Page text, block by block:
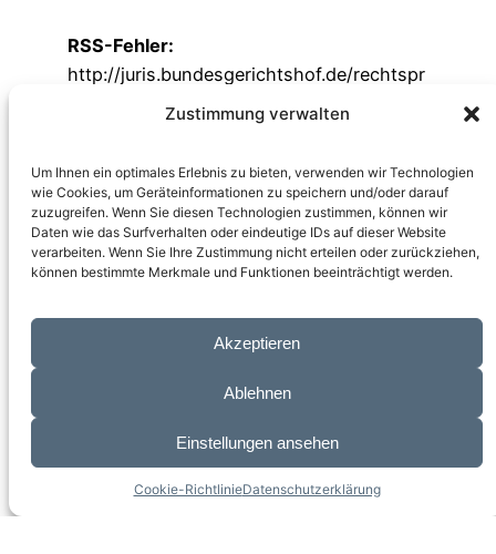
Zustimmung verwalten
Um Ihnen ein optimales Erlebnis zu bieten, verwenden wir Technologien
wie Cookies, um Geräteinformationen zu speichern und/oder darauf
zuzugreifen. Wenn Sie diesen Technologien zustimmen, können wir
Daten wie das Surfverhalten oder eindeutige IDs auf dieser Website
verarbeiten. Wenn Sie Ihre Zustimmung nicht erteilen oder zurückziehen,
können bestimmte Merkmale und Funktionen beeinträchtigt werden.
Akzeptieren
Ablehnen
Einstellungen ansehen
Cookie-RichtlinieDatenschutzerklärung
RSS-Fehler:
http://juris.bundesgerichtshof.de/rechtspr
echung/bgh/DE/Service/RSSFeed/Functio
n/RSS_PM.xml is invalid XML, likely due to
XML_ERR_NAME_REQUIRED at line 1,
column 2
Südendstraße 18 | 12169 Berlin |­ Tel.